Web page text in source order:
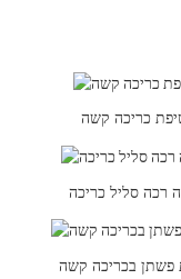
כריכה קשה
רכה סליל כריכה
פשתן בכריכה קשה